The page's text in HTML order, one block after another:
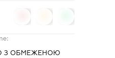
З ОБМЕЖЕНОЮ